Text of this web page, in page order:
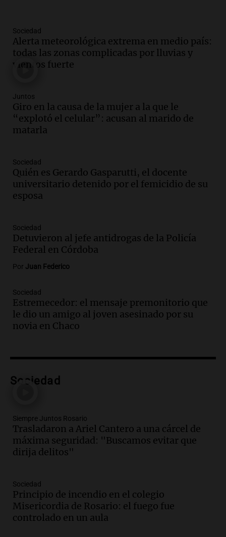
Audio.
falleció tras supuesta explosión de
celular en Córdoba
Noticias
Audio.
madres buscadoras en México en medio
de crisis de desapariciones
Panorama Federal
afectan Santa Fe: recomendaciones para
los vecinos
Noticias
Episodios
generan inconvenientes en Córdoba: un
árbol obstaculiza avenidas
Noticias
familiares mantienen vivo el reclamo de
memoria y justicia
Noticias Rosario
Episodios
Audio.Los trabajadores de la Unión
pérdida de empleos en la industria
Panorama Federal
desde las 14 horas
Panorama Federal
Episodios
Audio.Giro en la causa de la mujer a la
marido de matarla
Juntos
Episodios
Audio.Continúan las declaraciones en el
Sociedad
Alerta meteorológica extrema en medio país:
todas las zonas complicadas por lluvias y
vientos fuerte
Juntos
Giro en la causa de la mujer a la que le
“explotó el celular”: acusan al marido de
matarla
Sociedad
Quién es Gerardo Gasparutti, el docente
universitario detenido por el femicidio de su
esposa
Sociedad
Detuvieron al jefe antidrogas de la Policía
Federal en Córdoba
Por Juan Federico
Sociedad
Estremecedor: el mensaje premonitorio que
le dio un amigo al joven asesinado por su
novia en Chaco
Sociedad
Siempre Juntos Rosario
Trasladaron a Ariel Cantero a una cárcel de
máxima seguridad: "Buscamos evitar que
dirija delitos"
Sociedad
Principio de incendio en el colegio
Misericordia de Rosario: el fuego fue
controlado en un aula